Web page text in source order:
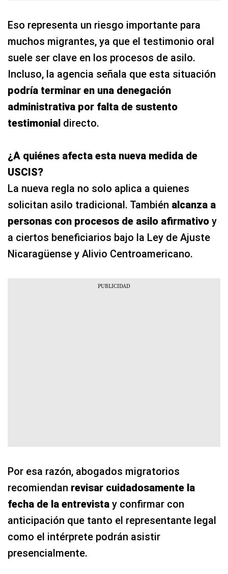
Eso representa un riesgo importante para
muchos migrantes, ya que el testimonio oral
suele ser clave en los procesos de asilo.
Incluso, la agencia señala que esta situación
podría terminar en una denegación
administrativa por falta de sustento
testimonial directo.
¿A quiénes afecta esta nueva medida de
USCIS?
La nueva regla no solo aplica a quienes
solicitan asilo tradicional. También alcanza a
personas con procesos de asilo afirmativo y
a ciertos beneficiarios bajo la Ley de Ajuste
Nicaragüense y Alivio Centroamericano.
Por esa razón, abogados migratorios
recomiendan revisar cuidadosamente la
fecha de la entrevista y confirmar con
anticipación que tanto el representante legal
como el intérprete podrán asistir
presencialmente.